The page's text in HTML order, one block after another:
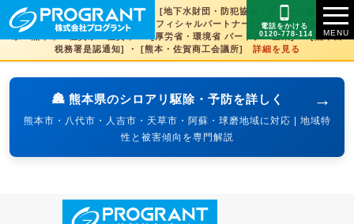
[文化財虫菌害研究所 賛助会員] ・ [地下水財団・防犯協会・スポーツ協会×3県
賛助] ・ [火の国サラマンダーズオフィシャルパートナー] ・ [SDGs登録] 熊本
県・熊本市・佐賀県・佐賀市 ・ [厚労省・環境省 パートナー企業] ・ [熊本西
税務署是認通知] ・ [熊本・佐賀商工会議所] 詳細を見る
→
🏯 熊本県のシロアリ駆除・予防を詳しく
熊本市・八代市・人吉市・天草市・阿蘇・球磨地域に対応 | 地域特
性と被害傾向を専門解説
電話をかける
0120-778-114